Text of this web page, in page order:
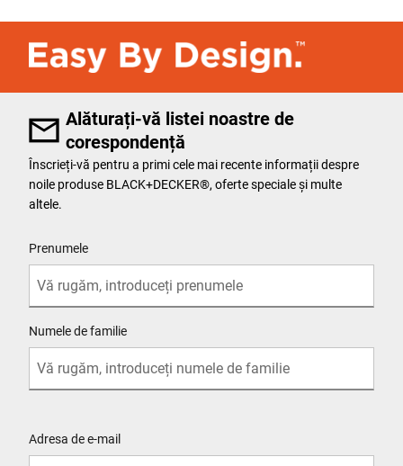
Alăturați-vă listei noastre de
corespondență
Înscrieți-vă pentru a primi cele mai recente informații despre
noile produse BLACK+DECKER®, oferte speciale și multe
altele.
Prenumele
Numele de familie
Adresa de e-mail